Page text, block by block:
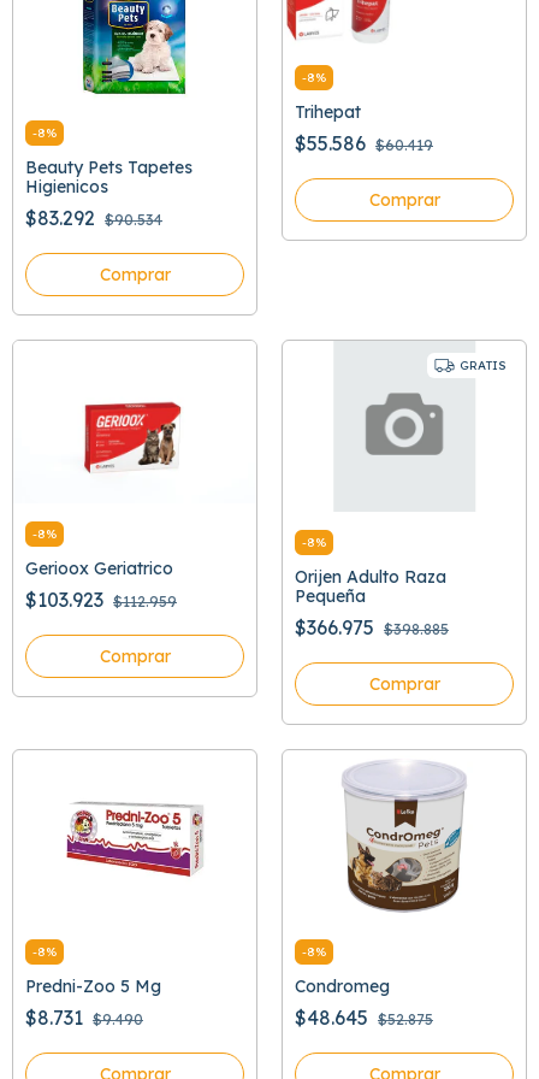
-8%
Beauty Pets Tapetes
Higienicos
$83.292 $90.534
Comprar
-8%
Trihepat
$55.586 $60.419
Comprar
-8%
Gerioox Geriatrico
$103.923 $112.959
Comprar
GRATIS
-8%
Orijen Adulto Raza
Pequeña
$366.975 $398.885
Comprar
-8%
Predni-Zoo 5 Mg
$8.731 $9.490
Comprar
-8%
Condromeg
$48.645 $52.875
Comprar